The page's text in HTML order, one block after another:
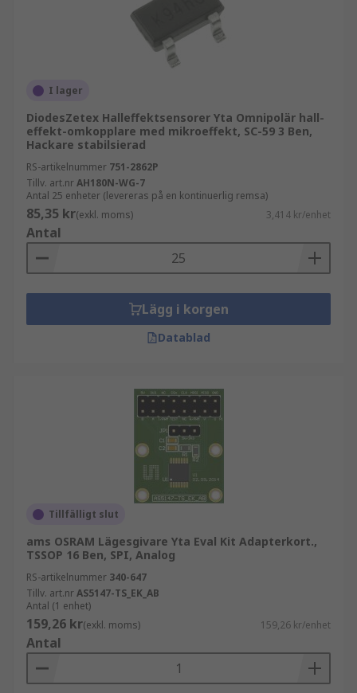
I lager
DiodesZetex Halleffektsensorer Yta Omnipolär hall-
effekt-omkopplare med mikroeffekt, SC-59 3 Ben,
Hackare stabilsierad
RS-artikelnummer 751-2862P
Tillv. art.nrAH180N-WG-7
Antal 25 enheter (levereras på en kontinuerlig remsa)
85,35 kr(exkl. moms) 3,414 kr/enhet
Antal
Lägg i korgen
Datablad
Tillfälligt slut
ams OSRAM Lägesgivare Yta Eval Kit Adapterkort.,
TSSOP 16 Ben, SPI, Analog
RS-artikelnummer 340-647
Tillv. art.nrAS5147-TS_EK_AB
Antal (1 enhet)
159,26 kr(exkl. moms) 159,26 kr/enhet
Antal